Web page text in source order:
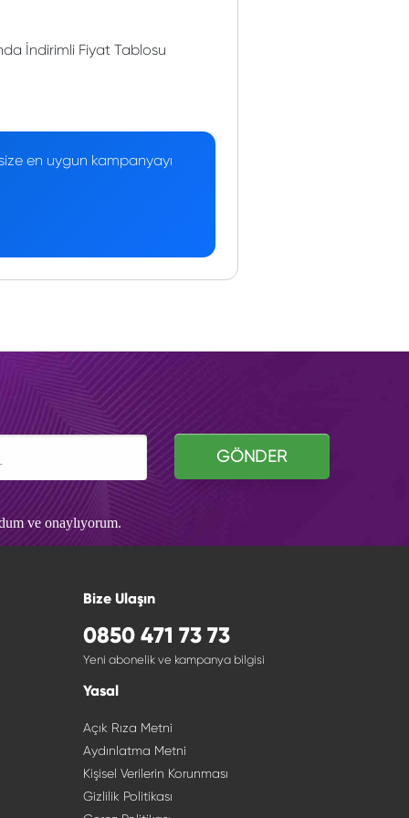
İndirimli Fiyat Tablosu
en uygun kampanyayı
GÖNDER
ve onaylıyorum.
Bize Ulaşın
0850 471 73 73
Yeni abonelik ve kampanya bilgisi
Yasal
Açık Rıza Metni
Aydınlatma Metni
Kişisel Verilerin Korunması
Gizlilik Politikası